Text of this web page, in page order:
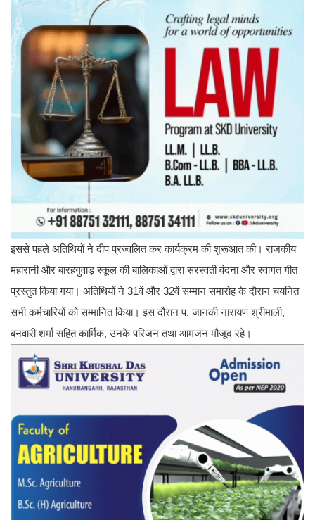
इससे पहले अतिथियों ने दीप प्रज्वलित कर कार्यक्रम की शुरूआत की। राजकीय
महारानी और बारहगुवाड़ स्कूल की बालिकाओं द्वारा सरस्वती वंदना और स्वागत गीत
प्रस्तुत किया गया। अतिथियों ने 31वें और 32वें सम्मान समारोह के दौरान चयनित
सभी कर्मचारियों को सम्मानित किया। इस दौरान प. जानकी नारायण श्रीमाली,
बनवारी शर्मा सहित कार्मिक, उनके परिजन तथा आमजन मौजूद रहे।